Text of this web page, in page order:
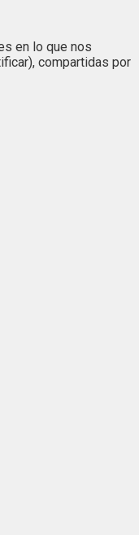
en lo que nos
compartidas por